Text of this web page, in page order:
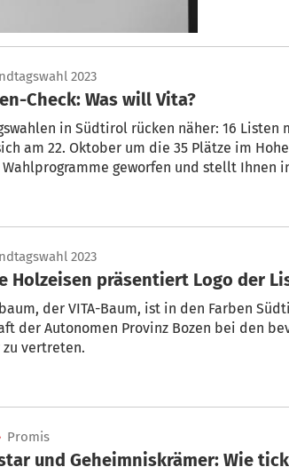
2023
Check: Was will Vita?
in Südtirol rücken näher: 16 Listen
am 22. Oktober um die 35 Plätze im
geworfen und stellt Ihnen
2023
Holzeisen präsentiert Logo der
der VITA-Baum, ist in den Farben
der Autonomen Provinz Bozen bei den
zu vertreten.
Promis
und Geheimniskrämer: Wie